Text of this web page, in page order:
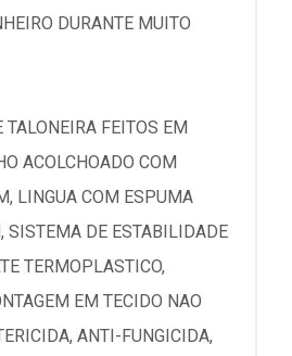
DURANTE MUITO
TALONEIRA FEITOS EM
ACOLCHOADO COM
LINGUA COM ESPUMA
SISTEMA DE ESTABILIDADE
TERMOPLASTICO,
EM TECIDO NAO
ANTI-FUNGICIDA,